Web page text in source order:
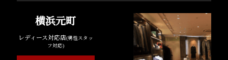
横浜元町
レディース対応店(男性スタッ
フ対応)